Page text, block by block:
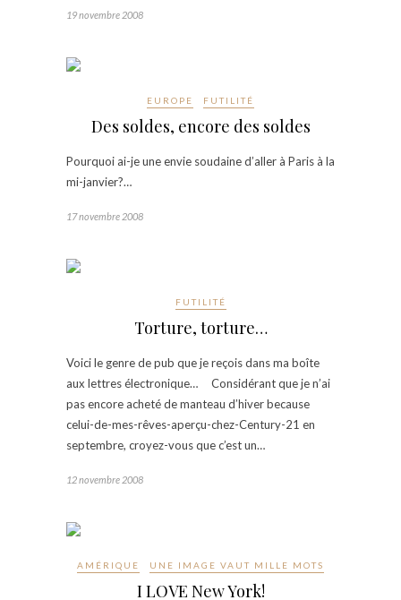
19 novembre 2008
EUROPE FUTILITÉ
Des soldes, encore des soldes
Pourquoi ai-je une envie soudaine d’aller à Paris à la
mi-janvier?…
17 novembre 2008
FUTILITÉ
Torture, torture…
Voici le genre de pub que je reçois dans ma boîte
aux lettres électronique… Considérant que je n’ai
pas encore acheté de manteau d’hiver because
celui-de-mes-rêves-aperçu-chez-Century-21 en
septembre, croyez-vous que c’est un…
12 novembre 2008
AMÉRIQUE UNE IMAGE VAUT MILLE MOTS
I LOVE New York!